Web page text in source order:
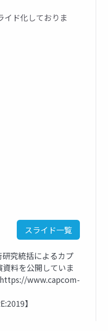
イド化しておりま
スライド一覧
究統括によるカプ
料を公開していま
https://www.capcom-
】